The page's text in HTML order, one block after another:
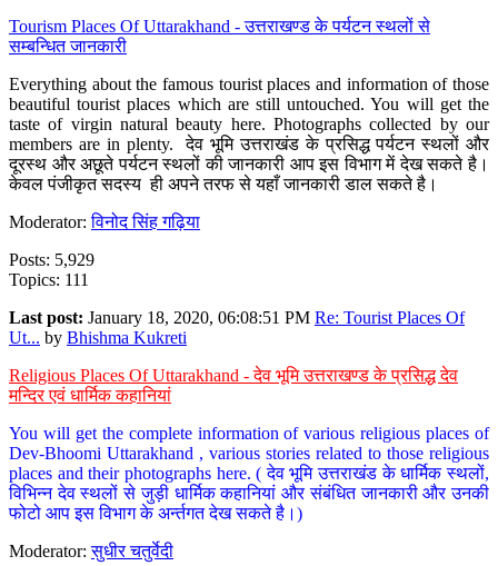
Tourism Places Of Uttarakhand - उत्तराखण्ड के पर्यटन स्थलों से
सम्बन्धित जानकारी
Everything about the famous tourist places and information of those
beautiful tourist places which are still untouched. You will get the
taste of virgin natural beauty here. Photographs collected by our
members are in plenty. देव भूमि उत्तराखंड के प्रसिद्ध पर्यटन स्थलों और
दूरस्थ और अछूते पर्यटन स्थलों की जानकारी आप इस विभाग में देख सकते है।
केवल पंजीकृत सदस्य ही अपने तरफ से यहाँ जानकारी डाल सकते है।
Moderator:विनोद सिंह गढ़िया
Posts: 5,929
Topics: 111
Last post: January 18, 2020, 06:08:51 PM Re: Tourist Places Of
Ut... by Bhishma Kukreti
Religious Places Of Uttarakhand - देव भूमि उत्तराखण्ड के प्रसिद्ध देव
मन्दिर एवं धार्मिक कहानियां
You will get the complete information of various religious places of
Dev-Bhoomi Uttarakhand , various stories related to those religious
places and their photographs here. ( देव भूमि उत्तराखंड के धार्मिक स्थलों,
विभिन्न देव स्थलों से जुड़ी धार्मिक कहानियां और संबंधित जानकारी और उनकी
फोटो आप इस विभाग के अर्न्तगत देख सकते है।)
Moderator:सुधीर चतुर्वेदी